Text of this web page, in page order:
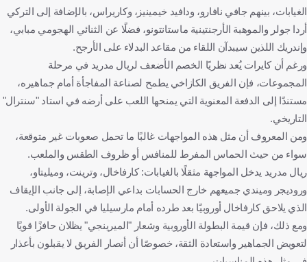
الغيابات، بينهم جافي نافارو، ودافيد خيمينيز، وكاريراس، بالإضافة إلى التركي
أردا جولر والموهبة الأرجنتينية ماستانتونو، فضلًا عن الثنائي الهجومي مبابي،
وإندريك اللذين سيبدآن اللقاء من مقاعد البدلاء على الأرجح.
ورغم أن كايرات يُعد نظريًا الخصم الأضعف لريال مدريد في مرحلة
المجموعات، فإن الفريق الكازاخي يطمح لصناعة المفاجأة أمام جماهيره،
مستندًا إلى الدفعة المعنوية التي يمنحها اللعب على أرضه في استاد "سنترال"
التاريخي.
ومن المعروف أن مثل هذه المواجهات غالبًا ما تحمل صعوبات غير متوقعة،
سواء من حيث الحماس المفرط للمنافس أو ظروف الطقس والملعب.
ريال مدريد يدخل المواجهة مثقلًا بالغيابات: كارفاخال، وترينت، وميليتاو،
وروديجر وميندي جميعهم خارج الحسابات بداعي الإصابة، إلى جانب الإيقاف
الذي يلاحق كارفاخال أوروبيًا بعد طرده أمام مارسيليا في الجولة الأولى.
ومع ذلك، فإن قيمة البطولة الأوروبية وشعار "الميرينجي" يظلان حافزًا قويًا
لتعويض الجماهير واستعادة الثقة، خصوصًا أن أنصار الفريق لا يقبلون بأعذار